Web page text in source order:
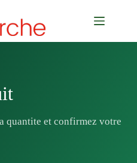
quantite et confirmez votre